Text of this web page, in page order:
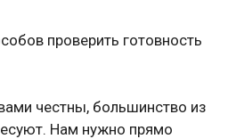
проверить готовность
честны, большинство из
Нам нужно прямо